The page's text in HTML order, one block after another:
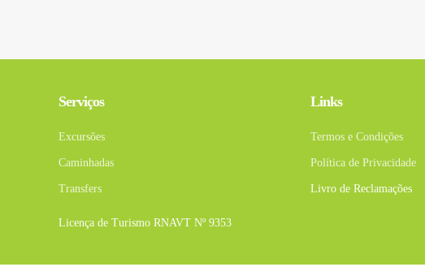
Serviços
Excursões
Caminhadas
Transfers
Links
Termos e Condições
Política de Privacidade
Livro de Reclamações
Licença de Turismo RNAVT Nº 9353